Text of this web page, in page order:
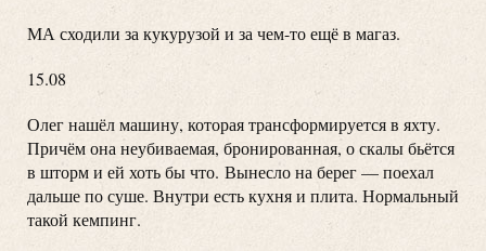
МА сходили за кукурузой и за чем-то ещё в магаз.
15.08
Олег нашёл машину, которая трансформируется в яхту.
Причём она неубиваемая, бронированная, о скалы бьётся
в шторм и ей хоть бы что. Вынесло на берег — поехал
дальше по суше. Внутри есть кухня и плита. Нормальный
такой кемпинг.